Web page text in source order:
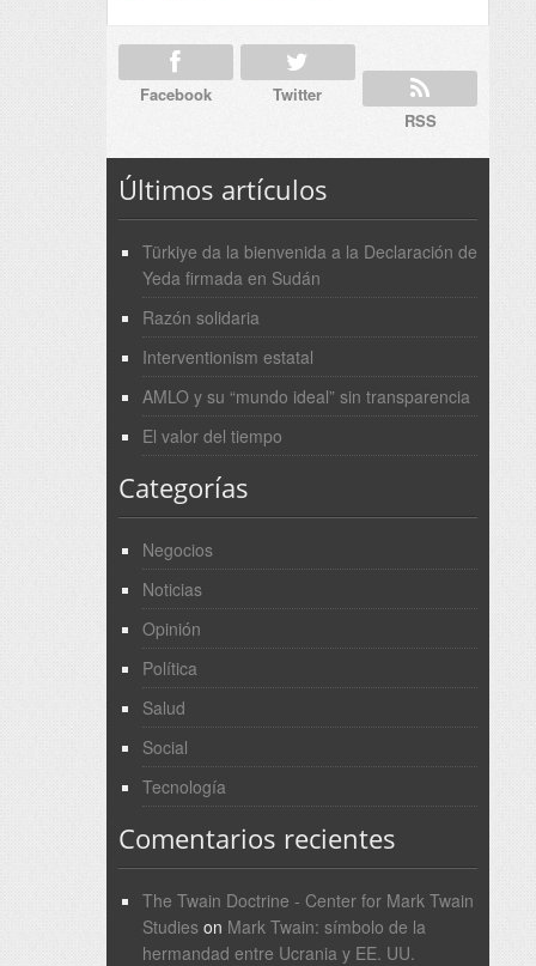
Facebook
Twitter
RSS
Últimos artículos
Türkiye da la bienvenida a la Declaración de
Yeda firmada en Sudán
Razón solidaria
Interventionism estatal
AMLO y su “mundo ideal” sin transparencia
El valor del tiempo
Categorías
Negocios
Noticias
Opinión
Política
Salud
Social
Tecnología
Comentarios recientes
The Twain Doctrine - Center for Mark Twain
Studieson Mark Twain: símbolo de la
hermandad entre Ucrania y EE. UU.